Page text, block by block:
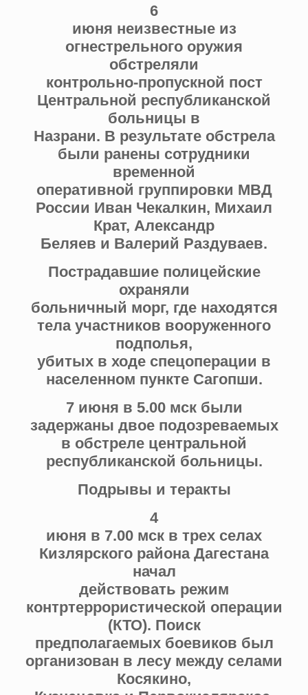
6
июня неизвестные из
огнестрельного оружия
обстреляли
контрольно-пропускной пост
Центральной республиканской
больницы в
Назрани. В результате обстрела
были ранены сотрудники
временной
оперативной группировки МВД
России Иван Чекалкин, Михаил
Крат, Александр
Беляев и Валерий Раздуваев.
Пострадавшие полицейские
охраняли
больничный морг, где находятся
тела участников вооруженного
подполья,
убитых в ходе спецоперации в
населенном пункте Сагопши.
7 июня в 5.00 мск были
задержаны двое подозреваемых
в обстреле центральной
республиканской больницы.
Подрывы и теракты
4
июня в 7.00 мск в трех селах
Кизлярского района Дагестана
начал
действовать режим
контртеррористической операции
(КТО). Поиск
предполагаемых боевиков был
организован в лесу между селами
Косякино,